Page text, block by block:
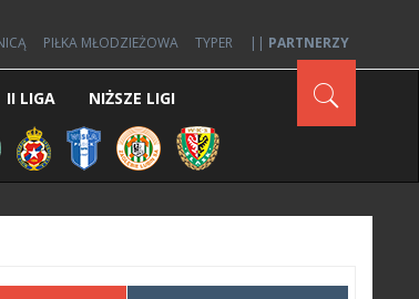
PIŁKA MŁODZIEŻOWA TYPER || PARTNERZY
II LIGA NIŻSZE LIGI